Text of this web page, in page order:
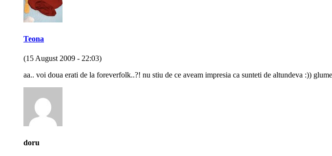
Teona
(15 August 2009 - 22:03)
aa.. voi doua erati de la foreverfolk..?! nu stiu de ce aveam impresia ca sunteti de altundeva :))
doru